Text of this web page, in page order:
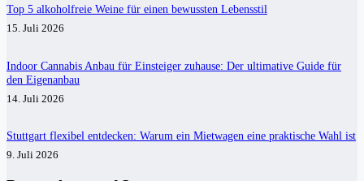
Top 5 alkoholfreie Weine für einen bewussten Lebensstil
15. Juli 2026
Indoor Cannabis Anbau für Einsteiger zuhause: Der ultimative Guide für
den Eigenanbau
14. Juli 2026
Stuttgart flexibel entdecken: Warum ein Mietwagen eine praktische Wahl ist
9. Juli 2026